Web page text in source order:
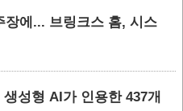
장에... 브링크스 홈, 시스
성형 AI가 인용한 437개